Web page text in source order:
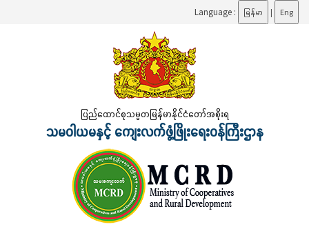
Language : မြန်မာ | Eng
ပြည်ထောင်စုသမ္မတမြန်မာနိုင်ငံတော်အစိုးရ
သမဝါယမနှင့် ကျေးလက်ဖွံ့ဖြိုးရေးဝန်ကြီးဌာန